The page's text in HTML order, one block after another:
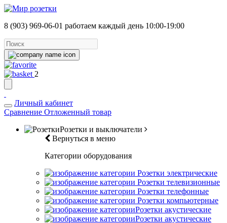
8 (903) 969-06-01 работаем каждый день 10:00-19:00
2
Личный кабинет
Сравнение Отложенный товар
Розетки и выключатели
Вернуться в меню
Категории оборудования
Розетки электрические
Розетки телевизионные
Розетки телефонные
Розетки компьютерные
Розетки акустические
Розетки акустические